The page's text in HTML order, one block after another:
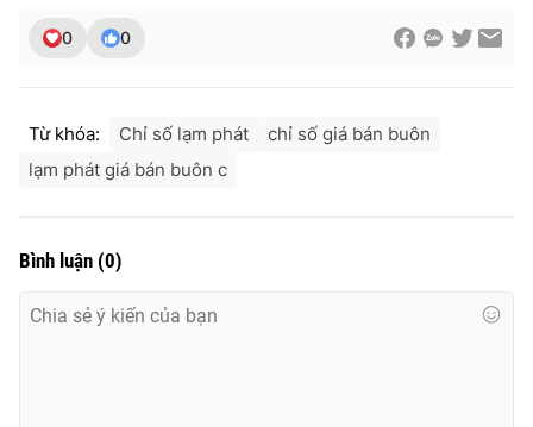
0 0
Từ khóa: Chỉ số lạm phát
chỉ số giá bán buôn
lạm phát giá bán buôn c
Bình luận (0)